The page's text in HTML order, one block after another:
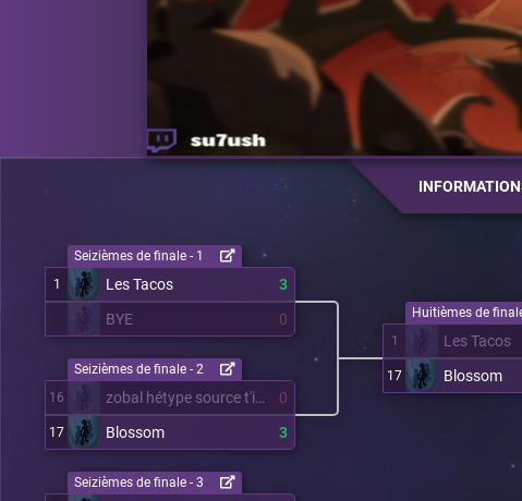
1 Les Tacos
3
BYE
0
Seizièmes de finale - 1
16 zobal hétype source t'inquiète 0
17 Blossom 3
Seizièmes de finale - 2
Seizièmes de finale - 3
1 Les Tacos
17 Blossom
Huitièmes de